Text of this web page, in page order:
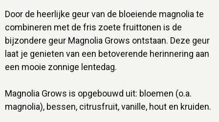
Door de heerlijke geur van de bloeiende magnolia te
combineren met de fris zoete fruittonen is de
bijzondere geur Magnolia Grows ontstaan. Deze geur
laat je genieten van een betoverende herinnering aan
een mooie zonnige lentedag.
Magnolia Grows is opgebouwd uit: bloemen (o.a.
magnolia), bessen, citrusfruit, vanille, hout en kruiden.